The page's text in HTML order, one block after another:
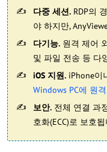
다중 세션. RDP의
야 하지만,
다기능. 원격 제어
및 파일 전송 등 다
iOS 지원. iPhone이
Windows PC에 원
보안. 전체 연결 과
호화(ECC)로 보호